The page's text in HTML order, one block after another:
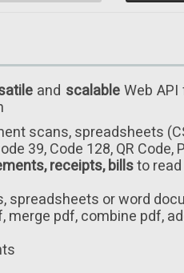
and scalableWeb API
scans, spreadsheets
39, Code 128, QR
receipts, billsto
spreadsheets or word
merge pdf, combine pdf,